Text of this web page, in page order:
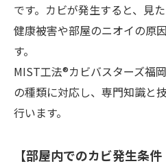
です。カビが発生すると、見
健康被害や部屋のニオイの原
す。
MIST工法®カビバスターズ福
の種類に対応し、専門知識と
行います。
【部屋内でのカビ発生条